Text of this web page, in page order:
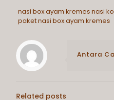
nasi box ayam kremes nasi
paket nasi box ayam kremes
Antara
Related posts